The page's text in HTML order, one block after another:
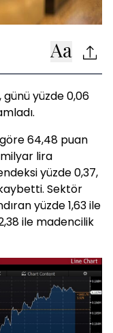
günü yüzde 0,06
göre 64,48 puan
lira
yüzde 0,37,
Sektör
yüzde 1,63 ile
ile madencilik